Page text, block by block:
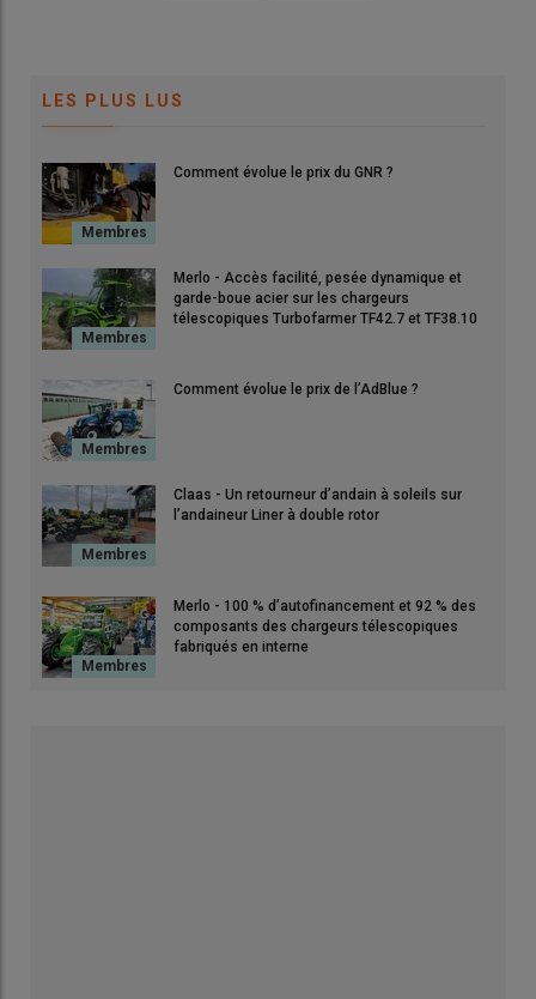
LES PLUS LUS
Comment évolue le prix du GNR ?
Merlo - Accès facilité, pesée dynamique et
garde-boue acier sur les chargeurs
télescopiques Turbofarmer TF42.7 et TF38.10
Comment évolue le prix de l’AdBlue ?
Claas - Un retourneur d’andain à soleils sur
l’andaineur Liner à double rotor
Merlo - 100 % d’autofinancement et 92 % des
composants des chargeurs télescopiques
fabriqués en interne